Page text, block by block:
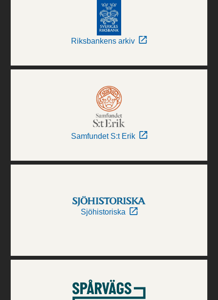
Riksbankens arkiv
Samfundet S:t Erik
Sjöhistoriska